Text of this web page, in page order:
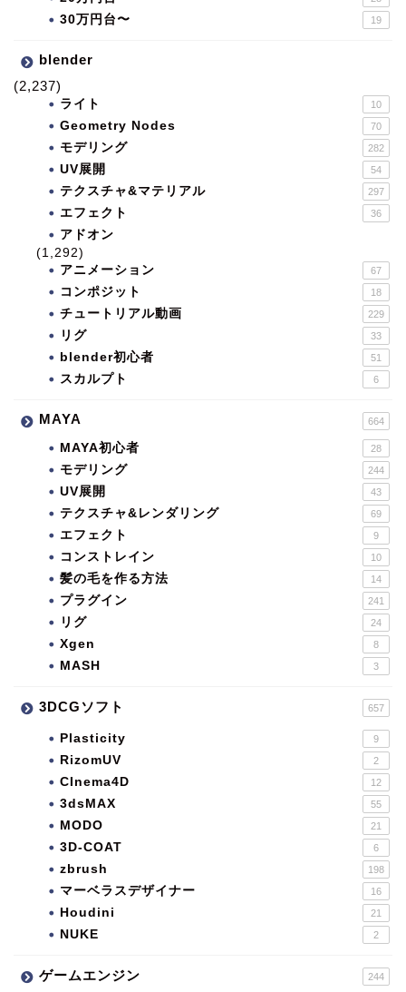
30万円台〜 19
blender
(2,237)
ライト 10
Geometry Nodes 70
モデリング 282
UV展開 54
テクスチャ&マテリアル 297
エフェクト 36
アドオン
(1,292)
アニメーション
67
コンポジット 18
チュートリアル動画 229
リグ 33
blender初心者 51
スカルプト 6
MAYA 664
MAYA初心者 28
モデリング 244
UV展開 43
テクスチャ&レンダリング 69
エフェクト 9
コンストレイン 10
髪の毛を作る方法 14
プラグイン 241
リグ 24
Xgen 8
MASH 3
3DCGソフト 657
Plasticity 9
RizomUV 2
CInema4D 12
3dsMAX 55
MODO 21
3D-COAT 6
zbrush 198
マーベラスデザイナー 16
Houdini 21
NUKE 2
ゲームエンジン 244